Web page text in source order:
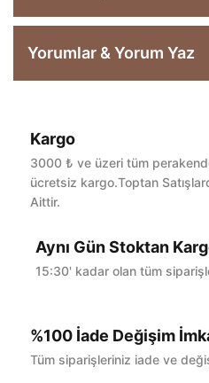
Yorumlar & Yorum Yaz
Bu ürüne ilk
Kargo
3000 ₺ ve üzeri tüm
ücretsiz kargo.Toptan
Aittir.
Aynı Gün Stoktan
15:30' kadar olan tüm
%100 İade Değişim
Tüm siparişleriniz iade ve